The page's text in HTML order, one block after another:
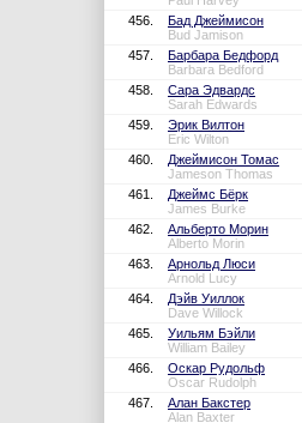
456.
Бад Джеймисон
Bud Jamison
457.
Барбара Бедфорд
Barbara Bedford
458.
Сара Эдвардс
Sarah Edwards
459.
Эрик Вилтон
Eric Wilton
460.
Джеймисон Томас
Jameson Thomas
461.
Джеймс Бёрк
James Burke
462.
Альберто Морин
Alberto Morin
463.
Арнольд Люси
Arnold Lucy
464.
Дэйв Уиллок
Dave Willock
465.
Уильям Бэйли
William Bailey
466.
Оскар Рудольф
Oscar Rudolph
467.
Алан Бакстер
Alan Baxter